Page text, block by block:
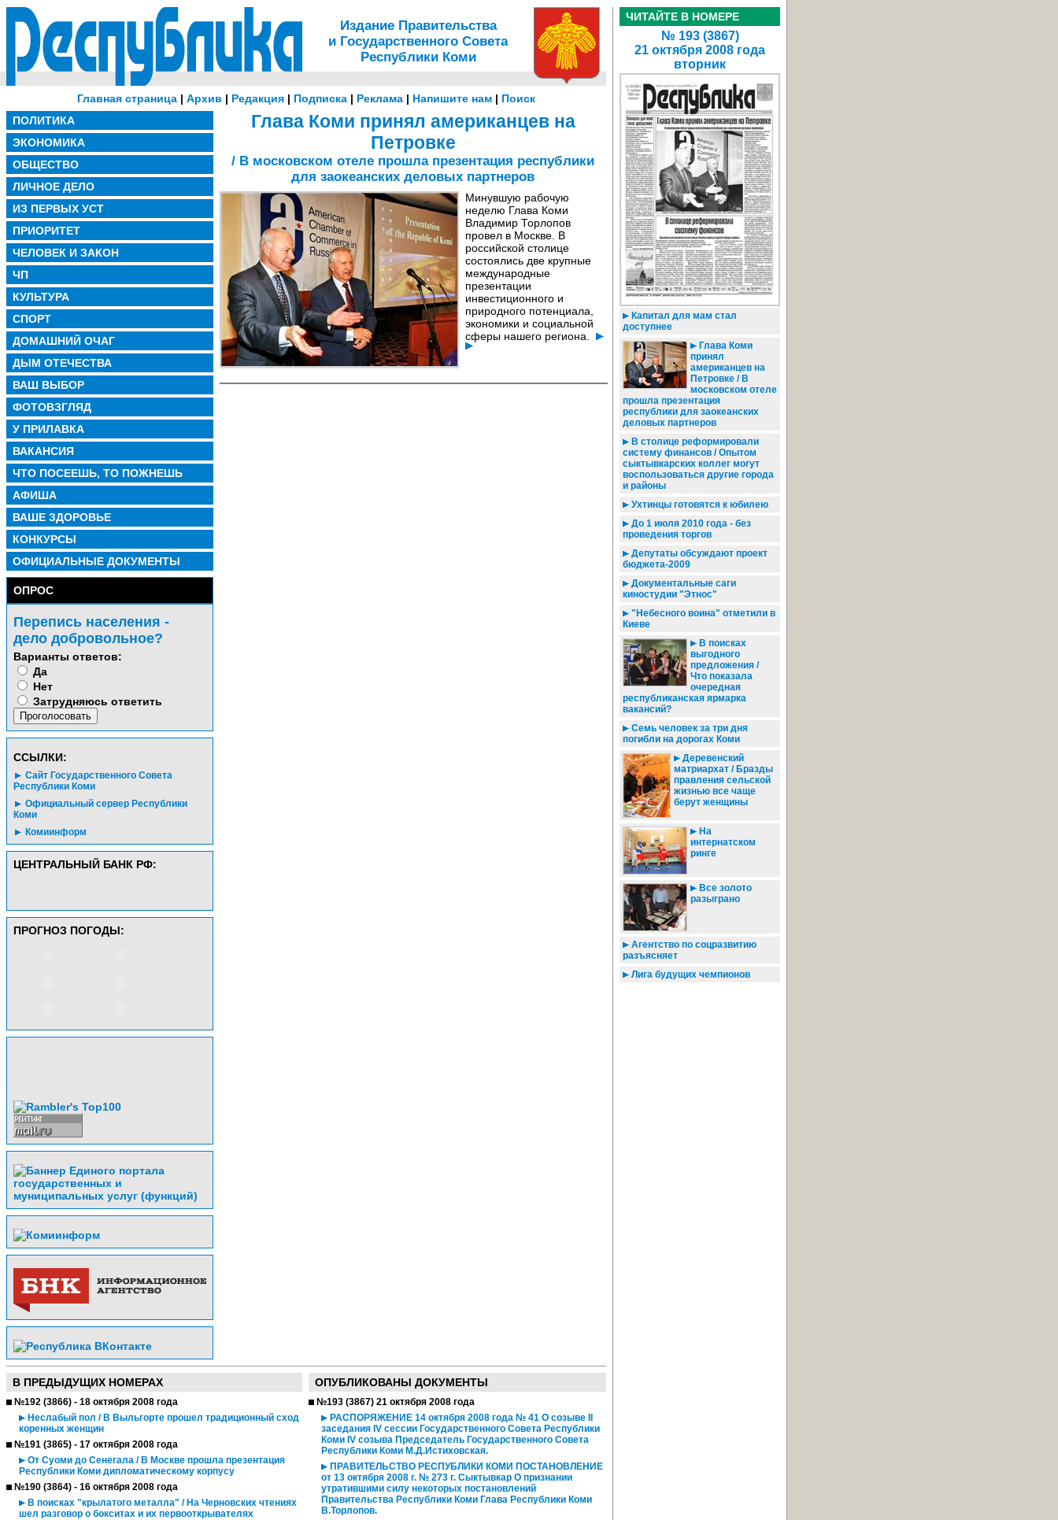
Издание Правительства
и Государственного Совета
Республики Коми
Главная страница | Архив | Редакция | Подписка | Реклама | Напишите нам | Поиск
ПОЛИТИКА
ЭКОНОМИКА
ОБЩЕСТВО
ЛИЧНОЕ ДЕЛО
ИЗ ПЕРВЫХ УСТ
ПРИОРИТЕТ
ЧЕЛОВЕК И ЗАКОН
ЧП
КУЛЬТУРА
СПОРТ
ДОМАШНИЙ ОЧАГ
ДЫМ ОТЕЧЕСТВА
ВАШ ВЫБОР
ФОТОВЗГЛЯД
У ПРИЛАВКА
ВАКАНСИЯ
ЧТО ПОСЕЕШЬ, ТО ПОЖНЕШЬ
АФИША
ВАШЕ ЗДОРОВЬЕ
КОНКУРСЫ
ОФИЦИАЛЬНЫЕ ДОКУМЕНТЫ
ОПРОС
Перепись населения -
дело добровольное?
Варианты ответов:
Да
Нет
Затрудняюсь ответить
CСЫЛКИ:
Сайт Государственного Совета
Республики Коми
Официальный сервер Республики
Коми
Комиинформ
ЦЕНТРАЛЬНЫЙ БАНК РФ:
ПРОГНОЗ ПОГОДЫ:
Глава Коми принял американцев на
Петровке
/ В московском отеле прошла презентация республики
для заокеанских деловых партнеров
Минувшую рабочую
неделю Глава Коми
Владимир Торлопов
провел в Москве. В
российской столице
состоялись две крупные
международные
презентации
инвестиционного и
природного потенциала,
экономики и социальной
сферы нашего региона.
В ПРЕДЫДУЩИХ НОМЕРАХ
№192 (3866) - 18 октября 2008 года
Неслабый пол / В Выльгорте прошел традиционный сход
коренных женщин
№191 (3865) - 17 октября 2008 года
От Суоми до Сенегала / В Москве прошла презентация
Республики Коми дипломатическому корпусу
№190 (3864) - 16 октября 2008 года
В поисках "крылатого металла" / На Черновских чтениях
шел разговор о бокситах и их первооткрывателях
ОПУБЛИКОВАНЫ ДОКУМЕНТЫ
№193 (3867) 21 октября 2008 года
РАСПОРЯЖЕНИЕ 14 октября 2008 года № 41 О созыве II
заседания IV сессии Государственного Совета Республики
Коми IV созыва Председатель Государственного Совета
Республики Коми М.Д.Истиховская.
ПРАВИТЕЛЬСТВО РЕСПУБЛИКИ КОМИ ПОСТАНОВЛЕНИЕ
от 13 октября 2008 г. № 273 г. Сыктывкар О признании
утратившими силу некоторых постановлений
Правительства Республики Коми Глава Республики Коми
В.Торлопов.
ЧИТАЙТЕ В НОМЕРЕ
№ 193 (3867)
21 октября 2008 года
вторник
Капитал для мам стал
доступнее
Глава Коми
принял
американцев на
Петровке / В
московском отеле
прошла презентация
республики для заокеанских
деловых партнеров
В столице реформировали
систему финансов / Опытом
сыктывкарских коллег могут
воспользоваться другие города
и районы
Ухтинцы готовятся к юбилею
До 1 июля 2010 года - без
проведения торгов
Депутаты обсуждают проект
бюджета-2009
Документальные саги
киностудии "Этнос"
"Небесного воина" отметили в
Киеве
В поисках
выгодного
предложения /
Что показала
очередная
республиканская ярмарка
вакансий?
Семь человек за три дня
погибли на дорогах Коми
Деревенский
матриархат / Бразды
правления cельской
жизнью все чаще
берут женщины
На
интернатском
ринге
Все золото
разыграно
Агентство по соцразвитию
разъясняет
Лига будущих чемпионов